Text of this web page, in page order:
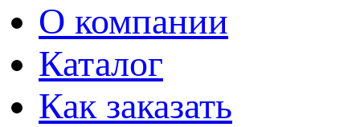
О компании
Каталог
Как заказать